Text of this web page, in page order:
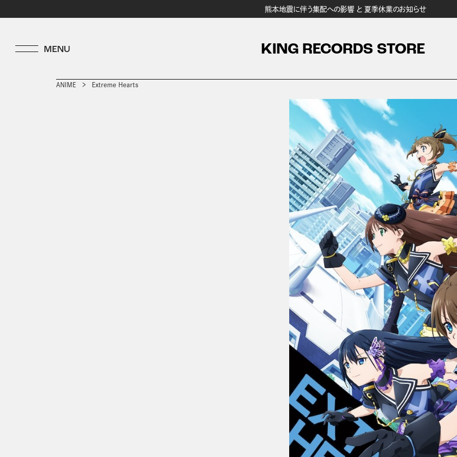
熊本地震に伴う集配への影響 と 夏季休業のお知らせ
KING RECORDS STORE
ANIME Extreme Hearts